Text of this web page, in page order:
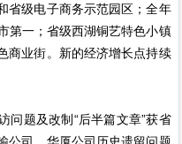
省级电子商务示范园区；全年
第一；省级西湖铜艺特色小镇
商业街。新的经济增长点持续
题及改制“后半篇文章”获省